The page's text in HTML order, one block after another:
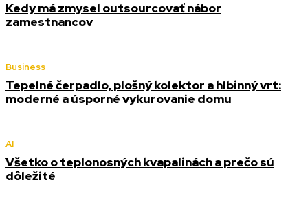
Kedy má zmysel outsourcovať nábor
zamestnancov
Business
Tepelné čerpadlo, plošný kolektor a hlbinný vrt:
moderné a úsporné vykurovanie domu
AI
Všetko o teplonosných kvapalinách a prečo sú
dôležité